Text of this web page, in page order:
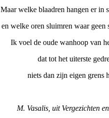
Maar welke blaadren hangen er in
en welke oren sluimren waar geen
Ik voel de oude wanhoop van
dat tot het uiterste
niets dan zijn eigen grens
M. Vasalis, uit Vergezichten